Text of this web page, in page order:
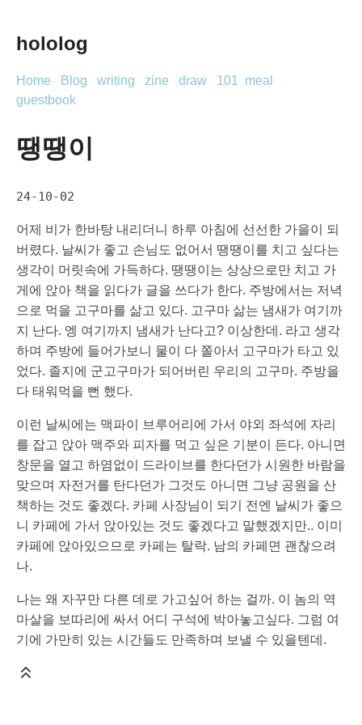
hololog
Home Blog writing zine draw 101 meal
guestbook
땡땡이
24-10-02
어제 비가 한바탕 내리더니 하루 아침에 선선한 가을이 되
버렸다. 날씨가 좋고 손님도 없어서 땡땡이를 치고 싶다는
생각이 머릿속에 가득하다. 땡땡이는 상상으로만 치고 가
게에 앉아 책을 읽다가 글을 쓰다가 한다. 주방에서는 저녁
으로 먹을 고구마를 삶고 있다. 고구마 삶는 냄새가 여기까
지 난다. 엥 여기까지 냄새가 난다고? 이상한데. 라고 생각
하며 주방에 들어가보니 물이 다 쫄아서 고구마가 타고 있
었다. 졸지에 군고구마가 되어버린 우리의 고구마. 주방을
다 태워먹을 뻔 했다.
이런 날씨에는 맥파이 브루어리에 가서 야외 좌석에 자리
를 잡고 앉아 맥주와 피자를 먹고 싶은 기분이 든다. 아니면
창문을 열고 하염없이 드라이브를 한다던가 시원한 바람을
맞으며 자전거를 탄다던가 그것도 아니면 그냥 공원을 산
책하는 것도 좋겠다. 카페 사장님이 되기 전엔 날씨가 좋으
니 카페에 가서 앉아있는 것도 좋겠다고 말했겠지만.. 이미
카페에 앉아있으므로 카페는 탈락. 남의 카페면 괜찮으려
나.
나는 왜 자꾸만 다른 데로 가고싶어 하는 걸까. 이 놈의 역
마살을 보따리에 싸서 어디 구석에 박아놓고싶다. 그럼 여
기에 가만히 있는 시간들도 만족하며 보낼 수 있을텐데.